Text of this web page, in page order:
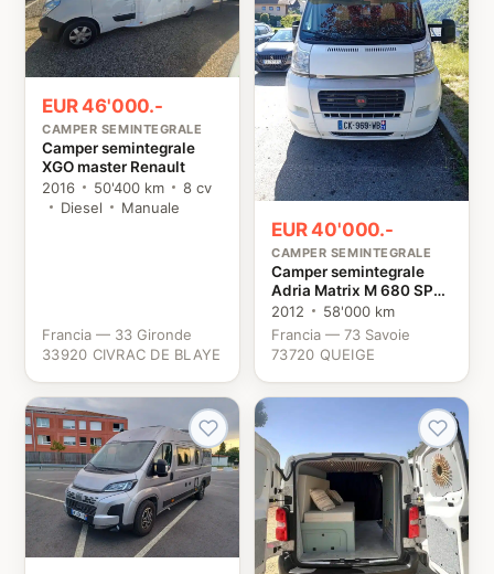
EUR 46'000.-
CAMPER SEMINTEGRALE
Camper semintegrale
XGO master Renault
2016
50'400 km
8 cv
Diesel
Manuale
Francia — 33 Gironde
33920 CIVRAC DE BLAYE
EUR 40'000.-
CAMPER SEMINTEGRALE
Camper semintegrale
Adria Matrix M 680 SP
Fiat
2012
58'000 km
Francia — 73 Savoie
73720 QUEIGE